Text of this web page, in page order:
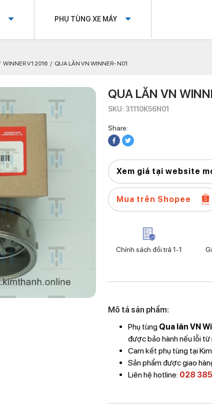
PHỤ TÙNG XE MÁY
WINNER V1 2016 QUA LĂN VN WINNER- N01
QUA LĂN VN
SKU: 31110K56N01
Share:
Xem giá tại website
Mua trên Shopee
Chính sách đổi trả 1-1
Mô tả sản phẩm:
Phụ tùng Qua lăn VN
được bảo hành nếu lỗi từ
Cam kết phụ tùng tại
Sản phẩm được giao
Liên hệ hotline: 028